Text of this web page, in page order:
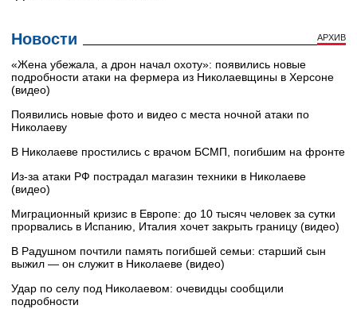
Новости АРХИВ
«Жена убежала, а дрон начал охоту»: появились новые
подробности атаки на фермера из Николаевщины в Херсоне
(видео)
Появились новые фото и видео с места ночной атаки по
Николаеву
В Николаеве простились с врачом БСМП, погибшим на фронте
Из-за атаки РФ пострадал магазин техники в Николаеве
(видео)
Миграционный кризис в Европе: до 10 тысяч человек за сутки
прорвались в Испанию, Италия хочет закрыть границу (видео)
В Радушном почтили память погибшей семьи: старший сын
выжил — он служит в Николаеве (видео)
Удар по селу под Николаевом: очевидцы сообщили
подробности